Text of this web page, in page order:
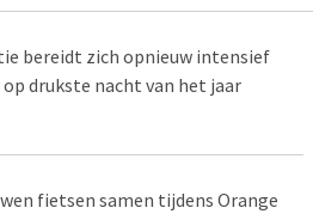
bereidt zich opnieuw intensief
drukste nacht van het jaar
fietsen samen tijdens Orange